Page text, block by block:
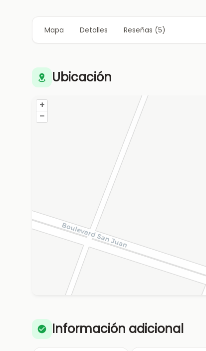
Mapa Detalles Reseñas (5)
Ubicación
+
–
Información adicional